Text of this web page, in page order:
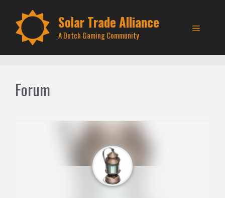
content
Solar Trade Alliance
A Dutch Gaming Community
Menu
Forum